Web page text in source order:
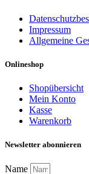
Impressum
Allgemeine
Onlineshop
Shopübersicht
Mein Konto
Kasse
Warenkorb
Newsletter abonnieren
Name